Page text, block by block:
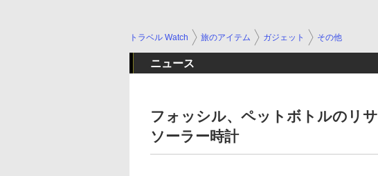
トラベル Watch 旅のアイテム ガジェット その他
ニュース
フォッシル、ペットボトルのリ
ソーラー時計